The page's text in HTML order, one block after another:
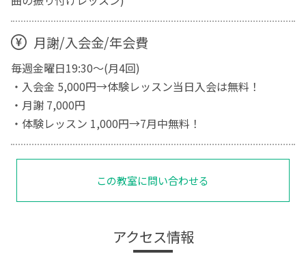
月謝/入会金/年会費
毎週金曜日19:30〜(月4回)
・入会金 5,000円→体験レッスン当日入会は無料！
・月謝 7,000円
・体験レッスン 1,000円→7月中無料！
この教室に問い合わせる
アクセス情報